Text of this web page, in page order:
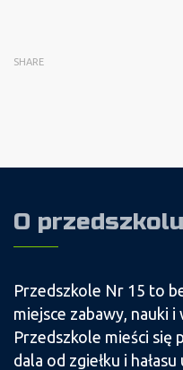
SHARE
O przedszkolu
Przedszkole Nr 15 to
miejsce zabawy, nauki
Przedszkole mieści się
dala od zgiełku i